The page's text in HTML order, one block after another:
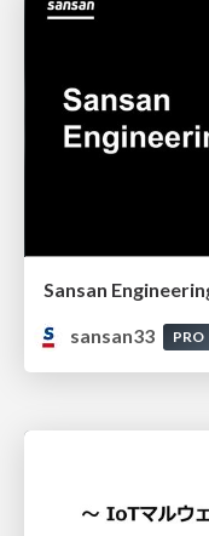
Sansan
sansan33
PRO